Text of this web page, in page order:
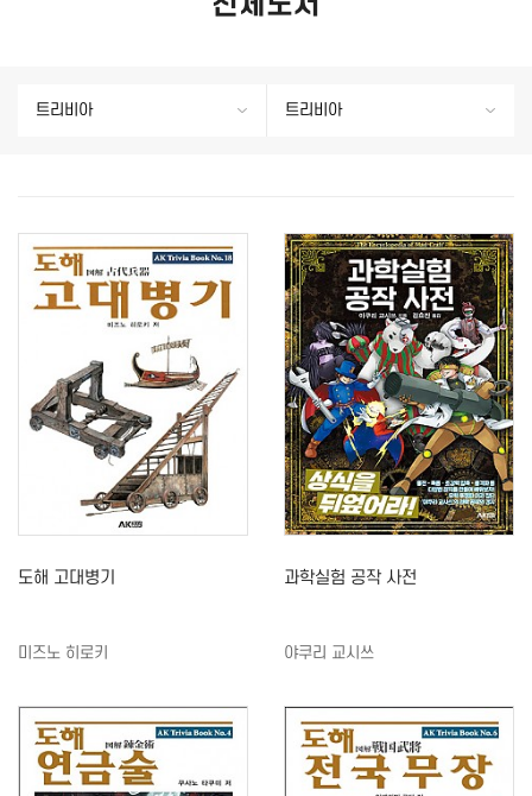
트리비아 트리비아
도해 고대병기
미즈노 히로키
과학실험 공작 사전
야쿠리 교시쓰